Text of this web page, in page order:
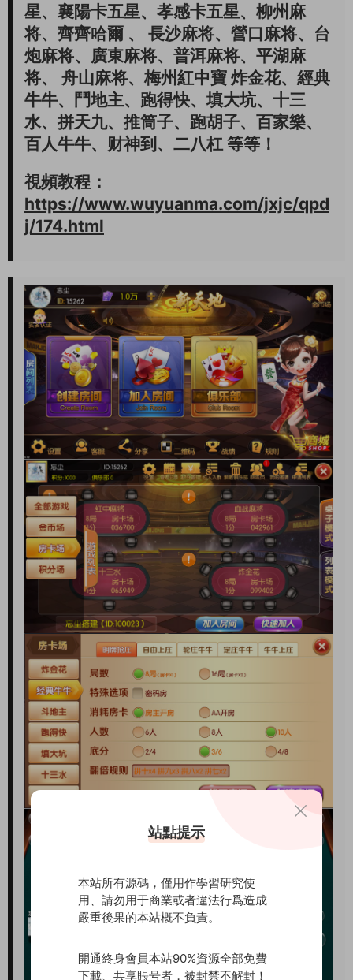
星、襄陽卡五星、孝感卡五星、柳州麻
将、齊齊哈爾 、 長沙麻将、營口麻将、台
炮麻将、廣東麻将、普洱麻将、平湖麻
将、 舟山麻将、梅州紅中寶 炸金花、經典
牛牛、鬥地主、跑得快、填大坑、十三
水、拼天九、推筒子、跑胡子、百家樂、
百人牛牛、财神到、二八杠 等等！
視頻教程：
https://www.wuyuanma.com/jxjc/qpd
j/174.html
站點提示
本站所有源碼，僅用作學習研究使
用、請勿用于商業或者違法行爲造成
嚴重後果的本站概不負責。
開通終身會員本站90%資源全部免費
下載、共享賬号者，被封禁不解封！